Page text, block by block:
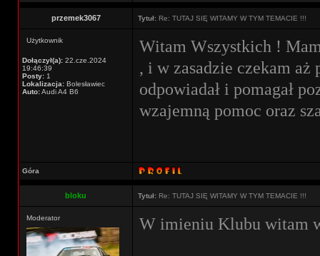
przemek3067 Tytuł: Re: TUTAJ SIĘ WITAMY W TYM TEMACIE !!!
Użytkownik
Dołączył(a): 22.cze.2024
19:46:39
Posty: 1
Lokalizacja: Bolesławiec
Auto:Audi A4 B6
Witam Wszystkich !
, i w zasadzie czekam aż
odpowiadał i pomagał
wzajemną pomoc oraz
Góra
bloku Tytuł: Re: TUTAJ SIĘ WITAMY W TYM TEMACIE !!!
Moderator W imieniu Klubu witam